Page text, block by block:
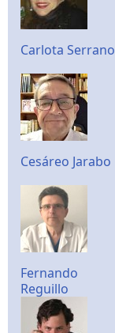
Carlota Serrano
Cesáreo Jarabo
Fernando
Reguillo